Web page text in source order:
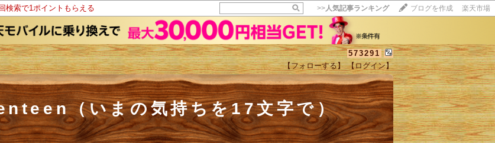
検索で1ポイントもらえる >>人気記事ランキング ブログを作成 楽天市場
573291
【フォローする】 【ログイン】
（いまの気持ちを17文字で）